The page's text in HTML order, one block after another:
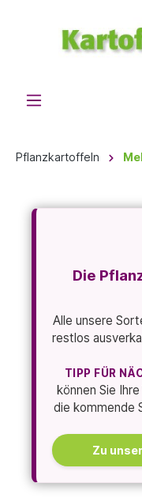
Pflanzkartoffeln
Die
Alle unsere
restlos
TIPP FÜR
können Sie
die kommende
Zu